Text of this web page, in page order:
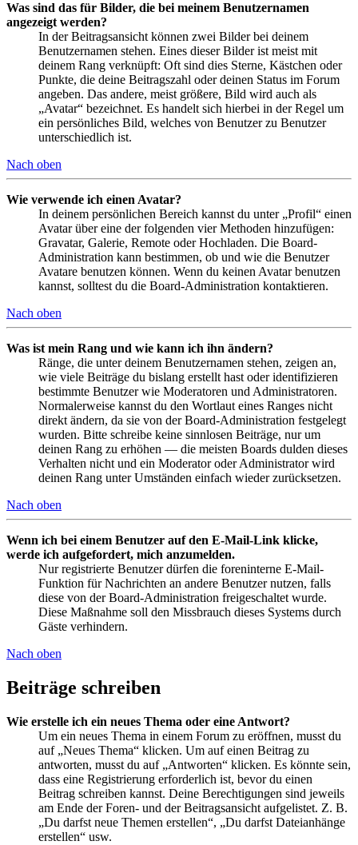
Was sind das für Bilder, die bei meinem Benutzernamen
angezeigt werden?
In der Beitragsansicht können zwei Bilder bei deinem
Benutzernamen stehen. Eines dieser Bilder ist meist mit
deinem Rang verknüpft: Oft sind dies Sterne, Kästchen oder
Punkte, die deine Beitragszahl oder deinen Status im Forum
angeben. Das andere, meist größere, Bild wird auch als
„Avatar“ bezeichnet. Es handelt sich hierbei in der Regel um
ein persönliches Bild, welches von Benutzer zu Benutzer
unterschiedlich ist.
Nach oben
Wie verwende ich einen Avatar?
In deinem persönlichen Bereich kannst du unter „Profil“ einen
Avatar über eine der folgenden vier Methoden hinzufügen:
Gravatar, Galerie, Remote oder Hochladen. Die Board-
Administration kann bestimmen, ob und wie die Benutzer
Avatare benutzen können. Wenn du keinen Avatar benutzen
kannst, solltest du die Board-Administration kontaktieren.
Nach oben
Was ist mein Rang und wie kann ich ihn ändern?
Ränge, die unter deinem Benutzernamen stehen, zeigen an,
wie viele Beiträge du bislang erstellt hast oder identifizieren
bestimmte Benutzer wie Moderatoren und Administratoren.
Normalerweise kannst du den Wortlaut eines Ranges nicht
direkt ändern, da sie von der Board-Administration festgelegt
wurden. Bitte schreibe keine sinnlosen Beiträge, nur um
deinen Rang zu erhöhen — die meisten Boards dulden dieses
Verhalten nicht und ein Moderator oder Administrator wird
deinen Rang unter Umständen einfach wieder zurücksetzen.
Nach oben
Wenn ich bei einem Benutzer auf den E-Mail-Link klicke,
werde ich aufgefordert, mich anzumelden.
Nur registrierte Benutzer dürfen die foreninterne E-Mail-
Funktion für Nachrichten an andere Benutzer nutzen, falls
diese von der Board-Administration freigeschaltet wurde.
Diese Maßnahme soll den Missbrauch dieses Systems durch
Gäste verhindern.
Nach oben
Beiträge schreiben
Wie erstelle ich ein neues Thema oder eine Antwort?
Um ein neues Thema in einem Forum zu eröffnen, musst du
auf „Neues Thema“ klicken. Um auf einen Beitrag zu
antworten, musst du auf „Antworten“ klicken. Es könnte sein,
dass eine Registrierung erforderlich ist, bevor du einen
Beitrag schreiben kannst. Deine Berechtigungen sind jeweils
am Ende der Foren- und der Beitragsansicht aufgelistet. Z. B.
„Du darfst neue Themen erstellen“, „Du darfst Dateianhänge
erstellen“ usw.